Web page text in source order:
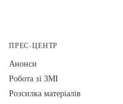
ПРЕС-ЦЕНТР
Анонси
Робота зі ЗМІ
Розсилка матеріалів